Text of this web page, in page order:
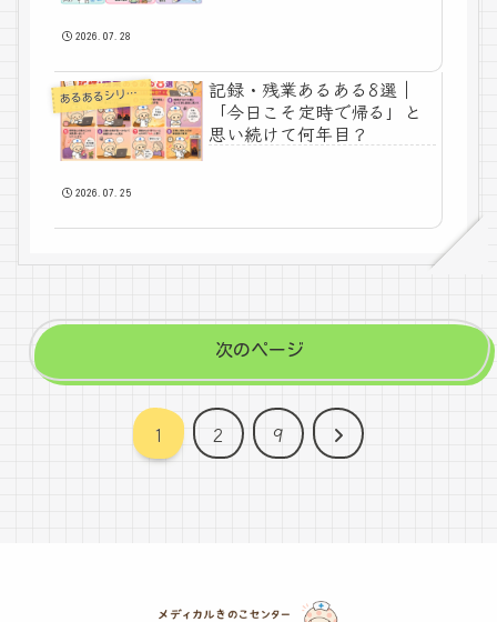
2026.07.28
あ
るあるシリーズ
記録・残業あるある8選｜
「今日こそ定時で帰る」と
思い続けて何年目？
2026.07.25
次のページ
1 2 9
次